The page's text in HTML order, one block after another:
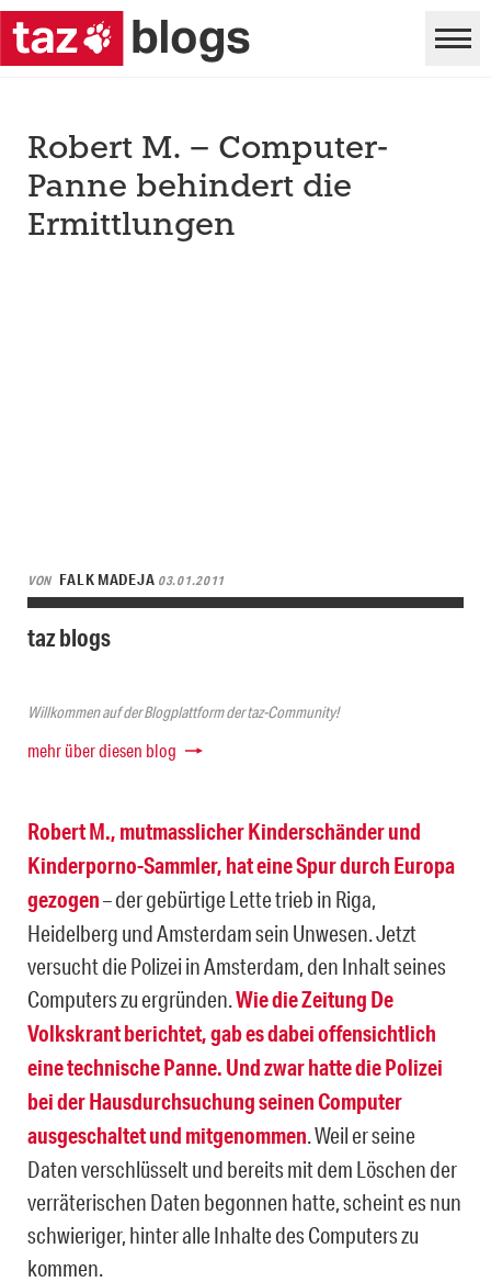
Robert M. – Computer-
Panne behindert die
Ermittlungen
VON FALK MADEJA 03.01.2011
taz blogs
Willkommen auf der Blogplattform der taz-Community!
mehr über diesen blog
Robert M., mutmasslicher Kinderschänder und
Kinderporno-Sammler, hat eine Spur durch Europa
gezogen– der gebürtige Lette trieb in Riga,
Heidelberg und Amsterdam sein Unwesen. Jetzt
versucht die Polizei in Amsterdam, den Inhalt seines
Computers zu ergründen.Wie die Zeitung De
Volkskrant berichtet, gab es dabei offensichtlich
eine technische Panne. Und zwar hatte die Polizei
bei der Hausdurchsuchung seinen Computer
ausgeschaltet und mitgenommen. Weil er seine
Daten verschlüsselt und bereits mit dem Löschen der
verräterischen Daten begonnen hatte, scheint es nun
schwieriger, hinter alle Inhalte des Computers zu
kommen.